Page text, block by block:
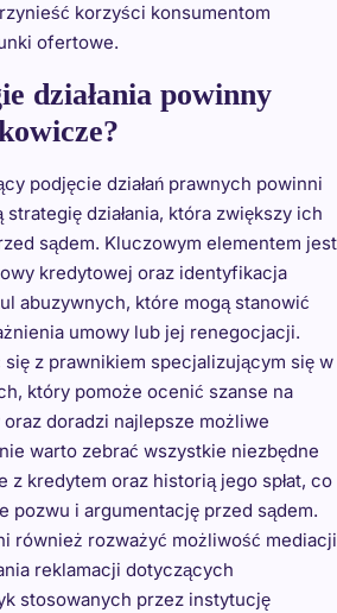
korzyści konsumentom
ofertowe.
działania powinny
podjęcie działań prawnych powinni
działania, która zwiększy ich
sądem. Kluczowym elementem jest
kredytowej oraz identyfikacja
abuzywnych, które mogą stanowić
umowy lub jej renegocjacji.
z prawnikiem specjalizującym się w
który pomoże ocenić szanse na
doradzi najlepsze możliwe
warto zebrać wszystkie niezbędne
z kredytem oraz historią jego spłat, co
pozwu i argumentację przed sądem.
również rozważyć możliwość mediacji
reklamacji dotyczących
stosowanych przez instytucję